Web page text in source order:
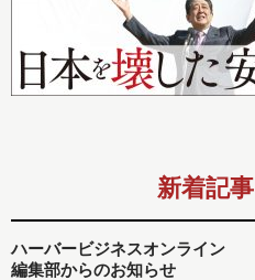
新着記事
ハーバービジネスオンライン
編集部からのお知らせ